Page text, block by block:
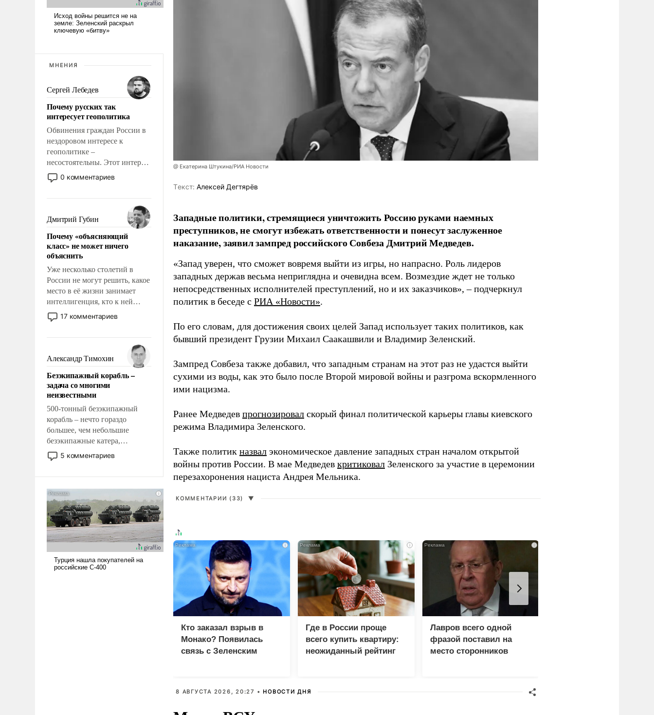
МНЕНИЯ
Сергей Лебедев
Почему русских так
интересует геополитика
Обвинения граждан России в
нездоровом интересе к
геополитике –
несостоятельны. Этот интерес
рационален и прагматичен. Он
обусловлен тысячелетним
фундаментальным знанием,
что мировая политика имеет
свойство заявляться на порог
нашего дома.
0 комментариев
Дмитрий Губин
Почему «объясняющий
класс» не может ничего
объяснить
Уже несколько столетий в
России не могут решить, какое
место в её жизни занимает
интеллигенция, кто к ней
принадлежит, а кого из неё
исключили с правом
чем она отличается от просто
образованных людей. Иногда
казалось, что эти вопросы
решены раз и навсегда, но –
нет, не решены.
17 комментариев
Александр Тимохин
Безэкипажный корабль –
задача со многими
неизвестными
500-тонный безэкипажный
корабль – нечто гораздо
большее, чем небольшие
безэкипажные катера,
применение которых уже
стало обыденностью. Задача по
и ее реализация радикально
поднимет наши боевые
возможности.
5 комментариев
@ Екатерина Штукина/РИА Новости
Tекст: Алексей Дегтярёв
Западные политики, стремящиеся уничтожить Россию руками наемных
преступников, не смогут избежать ответственности и понесут заслуженное
наказание, заявил зампред российского Совбеза Дмитрий Медведев.
«Запад уверен, что сможет вовремя выйти из игры, но напрасно. Роль лидеров
западных держав весьма неприглядна и очевидна всем. Возмездие ждет не только
непосредственных исполнителей преступлений, но и их заказчиков», – подчеркнул
политик в беседе с РИА «Новости».
По его словам, для достижения своих целей Запад использует таких политиков, как
бывший президент Грузии Михаил Саакашвили и Владимир Зеленский.
Зампред Совбеза также добавил, что западным странам на этот раз не удастся выйти
сухими из воды, как это было после Второй мировой войны и разгрома вскормленного
ими нацизма.
Ранее Медведев прогнозировал скорый финал политической карьеры главы киевского
режима Владимира Зеленского.
Также политик назвал экономическое давление западных стран началом открытой
войны против России. В мае Медведев критиковал Зеленского за участие в церемонии
перезахоронения нациста Андрея Мельника.
КОММЕНТАРИИ (33) ▼
i
Кто заказал взрыв в
Монако? Появилась
связь с Зеленским
i
Где в России проще
всего купить квартиру:
неожиданный рейтинг
i
Лавров всего одной
фразой поставил на
место сторонников
8 АВГУСТА 2026, 20:27 • НОВОСТИ ДНЯ